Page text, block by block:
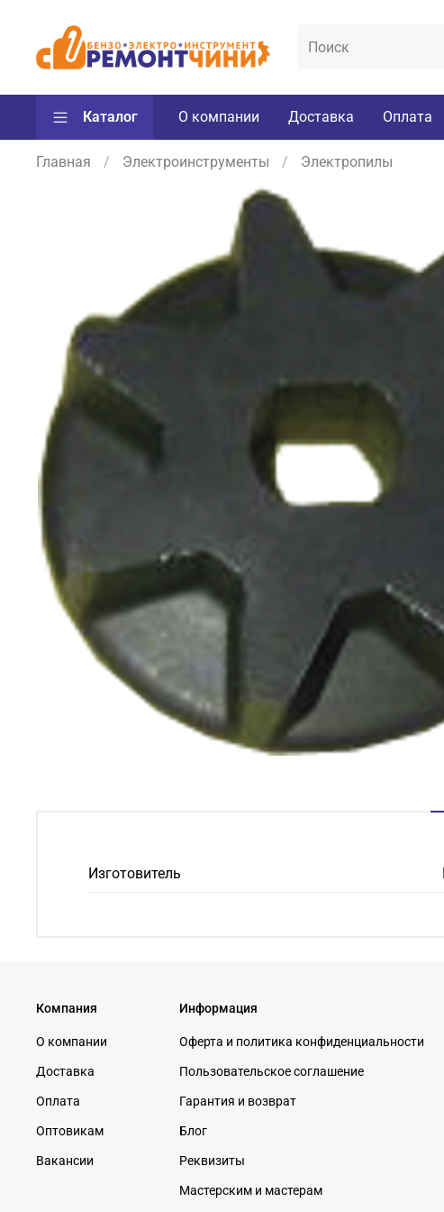
Каталог О компании Доставка Оплата
Главная Электроинструменты Электропилы
Изготовитель
Компания
О компании
Доставка
Оплата
Оптовикам
Вакансии
Информация
Оферта и политика конфиденциальности
Пользовательское соглашение
Гарантия и возврат
Блог
Реквизиты
Мастерским и мастерам